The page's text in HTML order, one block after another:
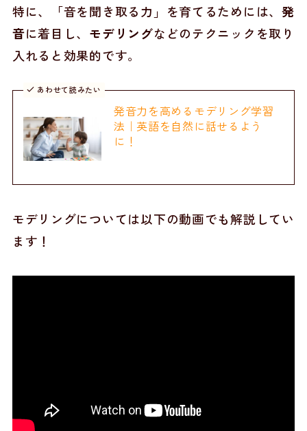
特に、「音を聞き取る力」を育てるためには、 発
音に着目し、 モデリングなどのテクニックを取り
入れると効果的です。
あわせて読みたい
発音力を高めるモデリング学習
法｜英語を自然に話せるよう
に！
モデリングについては以下の動画でも解説してい
ます！